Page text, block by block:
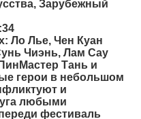
Зарубежный
Ло Лье, Чен Куан
Чиэнь, Лам Сау
Тань и
герои в небольшом
и
любыми
фестиваль